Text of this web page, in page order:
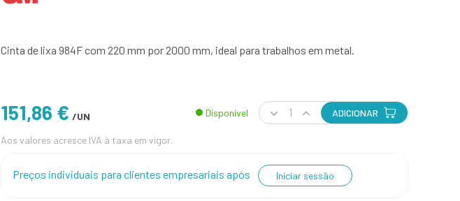
Cinta de lixa 984F com 220 mm por 2000 mm, ideal para trabalhos em metal.
151,86 € /UN Disponível ADICIONAR
Aos valores acresce IVA à taxa em vigor.
Preços individuais para clientes empresariais após Iniciar sessão